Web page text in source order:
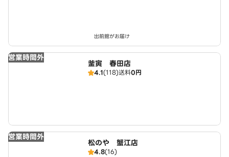
出前館がお届け
営業時間外
釜寅 春田店
4.1(118)送料0円
営業時間外
松のや 蟹江店
4.8(16)